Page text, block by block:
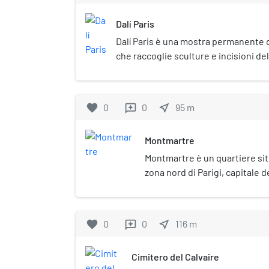
Dalí Paris
Dalí Paris è una mostra permanente
che raccoglie sculture e incisioni
Montmartre a Parigi.
favorite 0 reviews 0 near_me 95 m
Montmartre
Montmartre è un quartiere
zona nord di Parigi, capitale
arrondissement, sulla rive
essere stato il centro della
convenzionale di artisti,
favorite 0 reviews 0 near_me 116 m
Cimitero del Calvaire